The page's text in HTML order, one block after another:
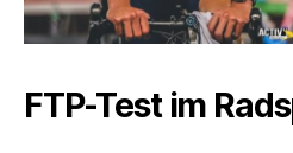
FTP-Test im